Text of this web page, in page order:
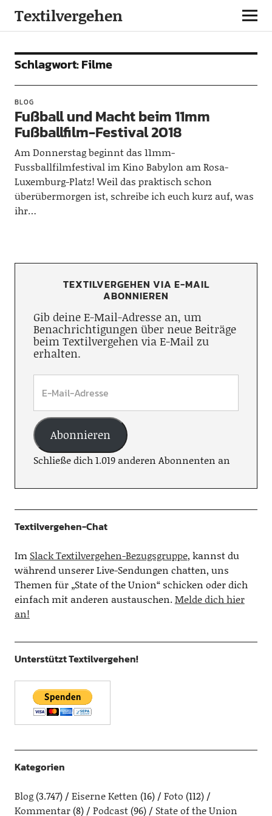
Textilvergehen
Schlagwort:Filme
BLOG
Fußball und Macht beim 11mm
Fußballfilm-Festival 2018
Am Donnerstag beginnt das 11mm-
Fussballfilmfestival im Kino Babylon am Rosa-
Luxemburg-Platz! Weil das praktisch schon
überübermorgen ist, schreibe ich euch kurz auf, was
ihr…
TEXTILVERGEHEN VIA E-MAIL
ABONNIEREN
Gib deine E-Mail-Adresse an, um
Benachrichtigungen über neue Beiträge
beim Textilvergehen via E-Mail zu
erhalten.
Abonnieren
Schließe dich 1.019 anderen Abonnenten an
Textilvergehen-Chat
Im Slack Textilvergehen-Bezugsgruppe, kannst du
während unserer Live-Sendungen chatten, uns
Themen für „State of the Union“ schicken oder dich
einfach mit anderen austauschen.Melde dich hier
an!
Unterstützt Textilvergehen!
Kategorien
Blog(3.747) Eiserne Ketten (16) Foto (112)
Kommentar(8) Podcast(96) State of the Union